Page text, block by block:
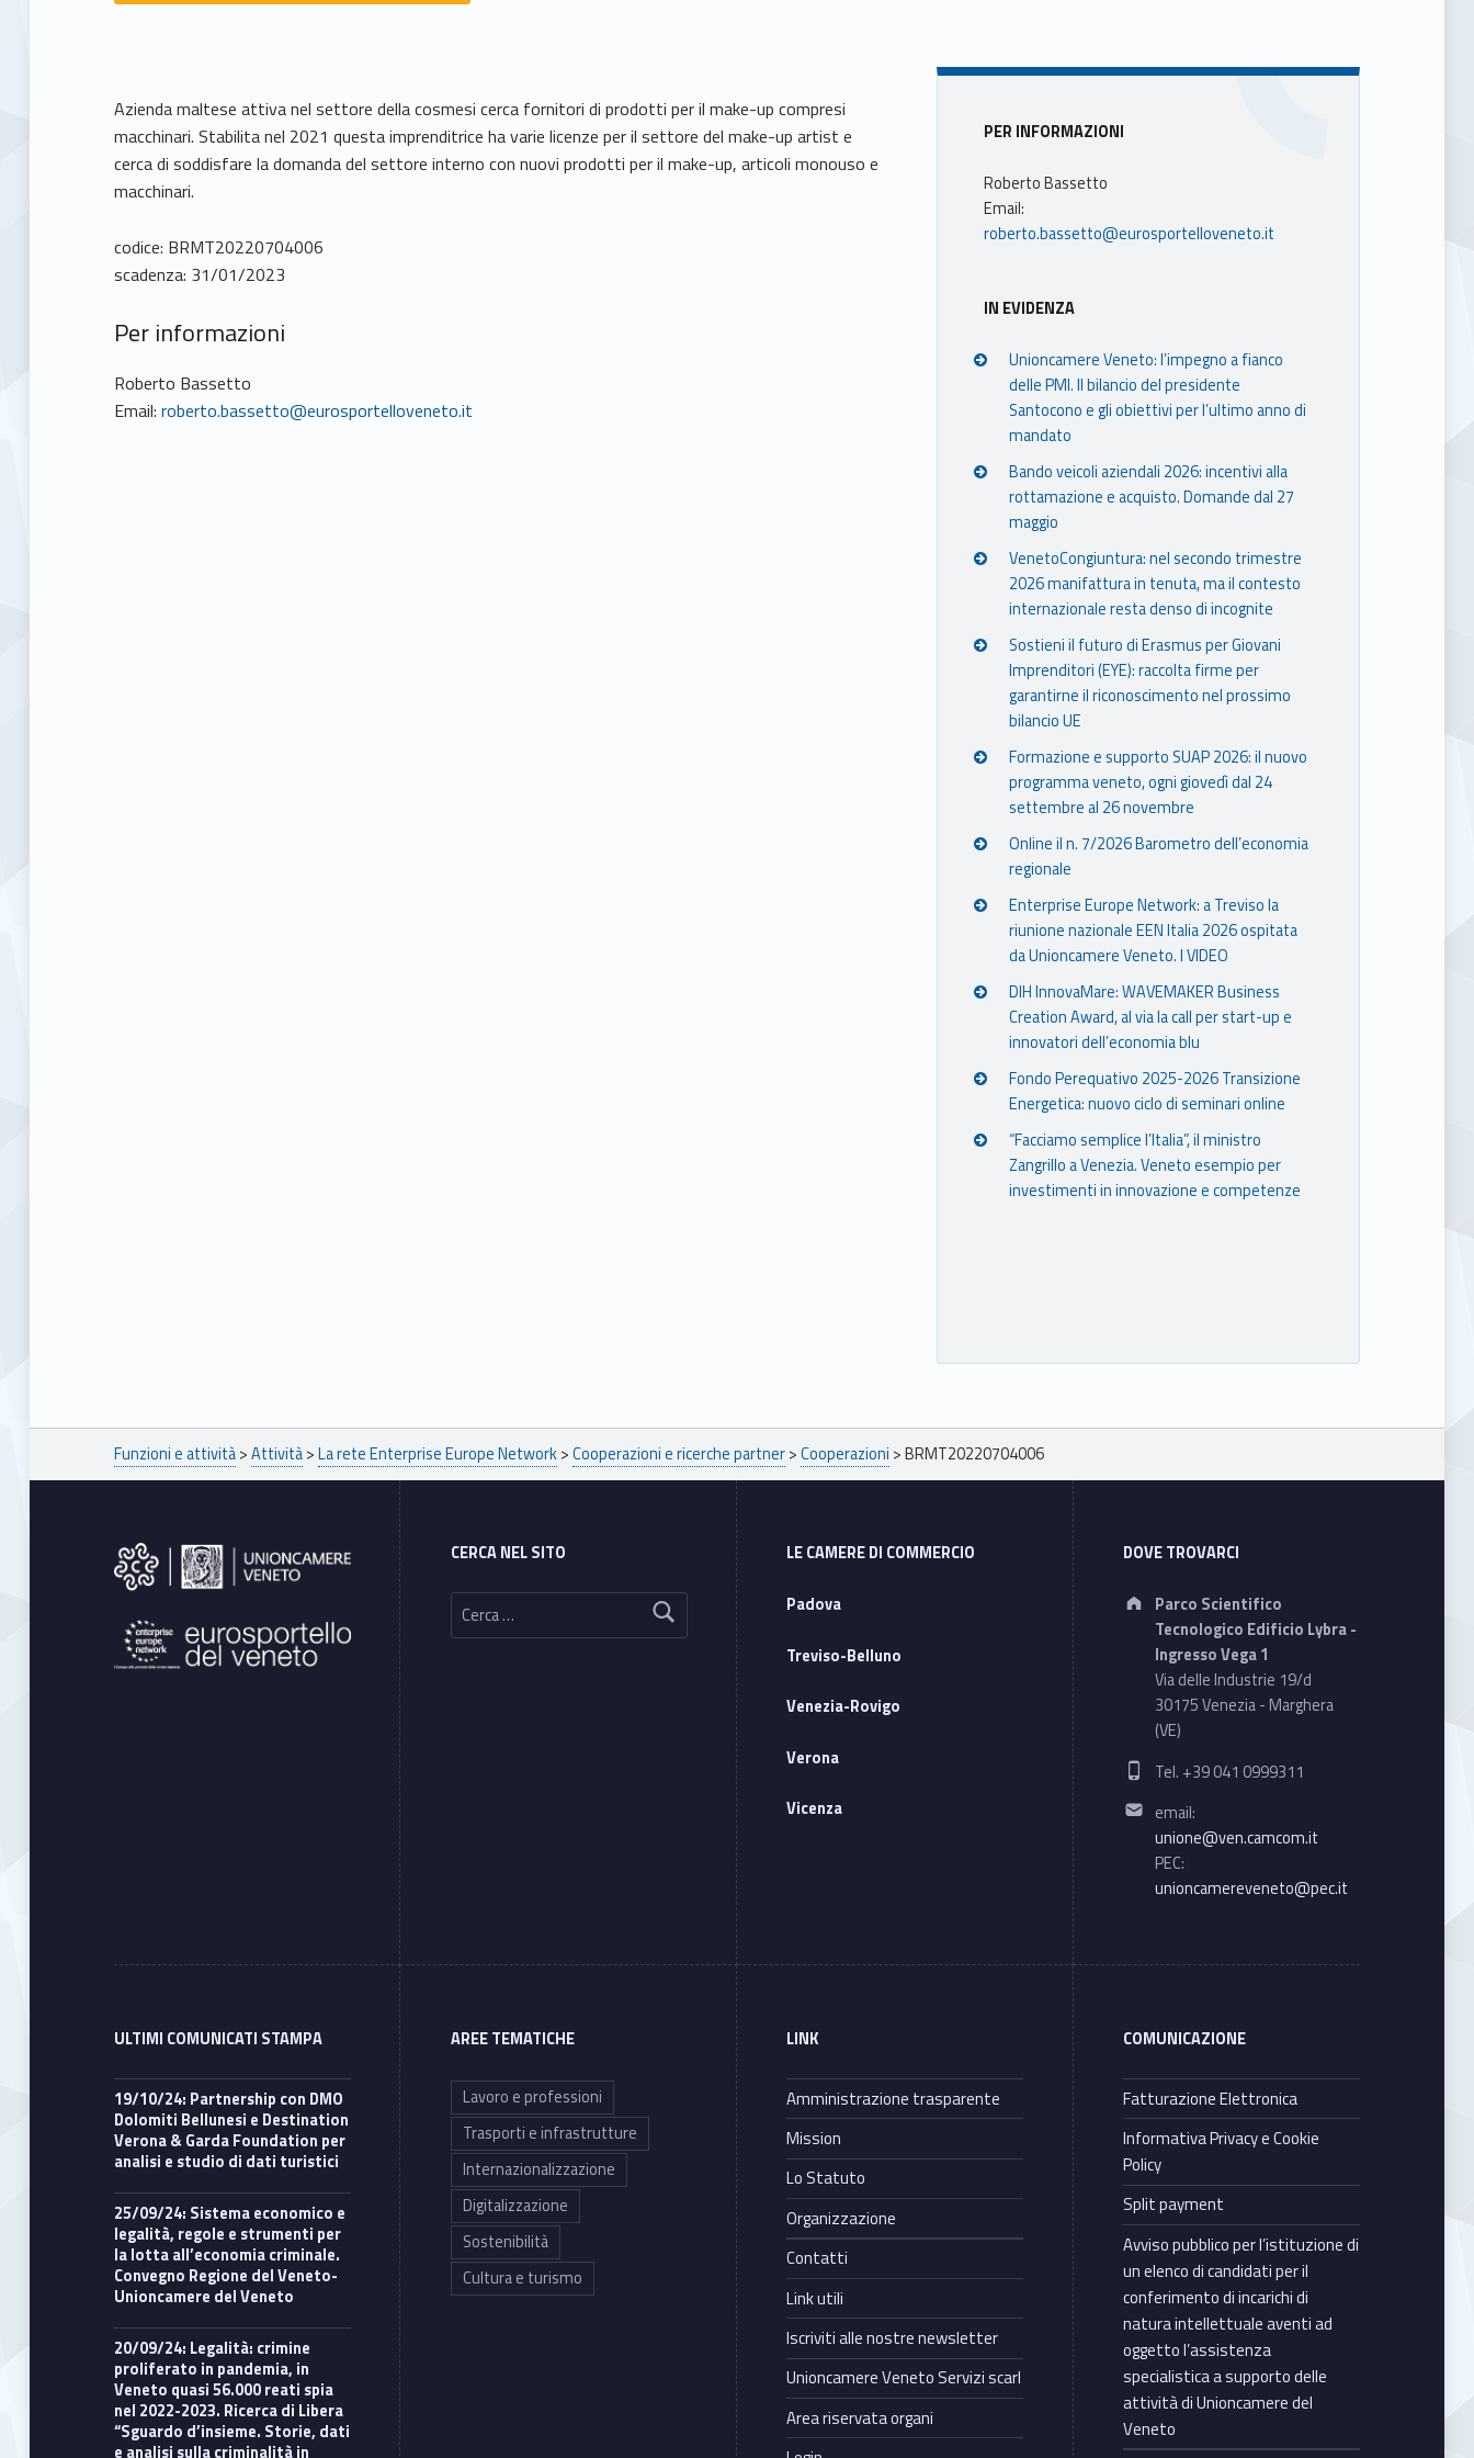
Azienda maltese attiva nel settore della cosmesi cerca fornitori di prodotti per il make-up compresi
macchinari. Stabilita nel 2021 questa imprenditrice ha varie licenze per il settore del make-up artist e
cerca di soddisfare la domanda del settore interno con nuovi prodotti per il make-up, articoli monouso e
macchinari.
codice: BRMT20220704006
scadenza: 31/01/2023
Per informazioni
Roberto Bassetto
Email:roberto.bassetto@eurosportelloveneto.it
Sidebar
PER INFORMAZIONI
Roberto Bassetto
Email:
roberto.bassetto@eurosportelloveneto.it
IN EVIDENZA
Unioncamere Veneto: l’impegno a fianco
delle PMI. Il bilancio del presidente
Santocono e gli obiettivi per l’ultimo anno di
mandato
Bando veicoli aziendali 2026: incentivi alla
rottamazione e acquisto. Domande dal 27
maggio
VenetoCongiuntura: nel secondo trimestre
2026 manifattura in tenuta, ma il contesto
internazionale resta denso di incognite
Sostieni il futuro di Erasmus per Giovani
Imprenditori (EYE): raccolta firme per
garantirne il riconoscimento nel prossimo
bilancio UE
Formazione e supporto SUAP 2026: il nuovo
programma veneto, ogni giovedì dal 24
settembre al 26 novembre
Online il n. 7/2026 Barometro dell’economia
regionale
Enterprise Europe Network: a Treviso la
riunione nazionale EEN Italia 2026 ospitata
da Unioncamere Veneto. I VIDEO
DIH InnovaMare: WAVEMAKER Business
Creation Award, al via la call per start-up e
innovatori dell’economia blu
Fondo Perequativo 2025-2026 Transizione
Energetica: nuovo ciclo di seminari online
“Facciamo semplice l’Italia”, il ministro
Zangrillo a Venezia. Veneto esempio per
investimenti in innovazione e competenze
Breadcrumbs navigation
Funzioni e attività>Attività>La rete Enterprise Europe Network>Cooperazioni e ricerche partner>Cooperazioni >BRMT20220704006
Footer sidebar
CERCA NEL SITO
Ricerca per:
LE CAMERE DI COMMERCIO
Padova
Treviso-Belluno
Venezia-Rovigo
Verona
Vicenza
DOVE TROVARCI
Address:
Parco Scientifico
Tecnologico Edificio Lybra -
Ingresso Vega 1
Via delle Industrie 19/d
30175 Venezia - Marghera
(VE)
Phone number:
Tel. +39 041 0999311
Email address:
email:
unione@ven.camcom.it
PEC:
unioncamereveneto@pec.it
ULTIMI COMUNICATI STAMPA
19/10/24: Partnership con DMO
Dolomiti Bellunesi e Destination
Verona & Garda Foundation per
analisi e studio di dati turistici
25/09/24: Sistema economico e
legalità, regole e strumenti per
la lotta all’economia criminale.
Convegno Regione del Veneto-
Unioncamere del Veneto
20/09/24: Legalità: crimine
proliferato in pandemia, in
Veneto quasi 56.000 reati spia
nel 2022-2023. Ricerca di Libera
“Sguardo d’insieme. Storie, dati
e analisi sulla criminalità in
AREE TEMATICHE
Lavoro e professioni
Trasporti e infrastrutture
Internazionalizzazione
Digitalizzazione
Sostenibilità
Cultura e turismo
LINK
Amministrazione trasparente
Mission
Lo Statuto
Organizzazione
Contatti
Link utili
Iscriviti alle nostre newsletter
Unioncamere Veneto Servizi scarl
Area riservata organi
COMUNICAZIONE
Fatturazione Elettronica
Informativa Privacy e Cookie
Policy
Split payment
Avviso pubblico per l’istituzione di
un elenco di candidati per il
conferimento di incarichi di
natura intellettuale aventi ad
oggetto l’assistenza
specialistica a supporto delle
attività di Unioncamere del
Veneto